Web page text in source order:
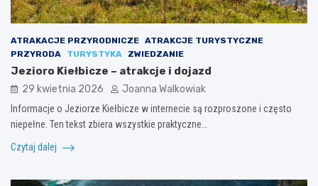
ATRAKACJE PRZYRODNICZE ATRAKCJE TURYSTYCZNE
PRZYRODA
TURYSTYKA ZWIEDZANIE
Jezioro Kiełbicze – atrakcje i dojazd
29 kwietnia 2026 Joanna Walkowiak
Informacje o Jeziorze Kiełbicze w internecie są rozproszone i często
niepełne. Ten tekst zbiera wszystkie praktyczne…
Czytaj dalej